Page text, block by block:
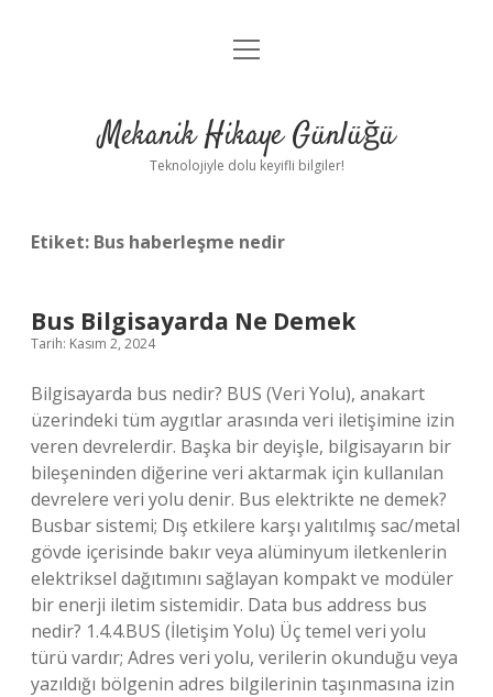
Anasayfa
Yasal Uyarı
menüyü
Mekanik Hikaye Günlüğü
Teknolojiyle dolu keyifli bilgiler!
Etiket: Bus haberleşme nedir
Bus Bilgisayarda Ne Demek
Tarih: Kasım 2, 2024
Bilgisayarda bus nedir? BUS (Veri Yolu), anakart
üzerindeki tüm aygıtlar arasında veri iletişimine izin
veren devrelerdir. Başka bir deyişle, bilgisayarın bir
bileşeninden diğerine veri aktarmak için kullanılan
devrelere veri yolu denir. Bus elektrikte ne demek?
Busbar sistemi; Dış etkilere karşı yalıtılmış sac/metal
gövde içerisinde bakır veya alüminyum iletkenlerin
elektriksel dağıtımını sağlayan kompakt ve modüler
bir enerji iletim sistemidir. Data bus address bus
nedir? 1.4.4.BUS (İletişim Yolu) Üç temel veri yolu
türü vardır; Adres veri yolu, verilerin okunduğu veya
yazıldığı bölgenin adres bilgilerinin taşınmasına izin